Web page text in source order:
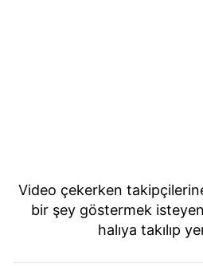
Video çekerken
bir şey göstermek
halıya takılıp